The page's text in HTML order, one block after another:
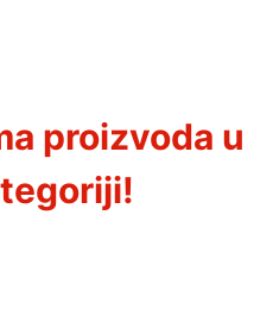
proizvoda u